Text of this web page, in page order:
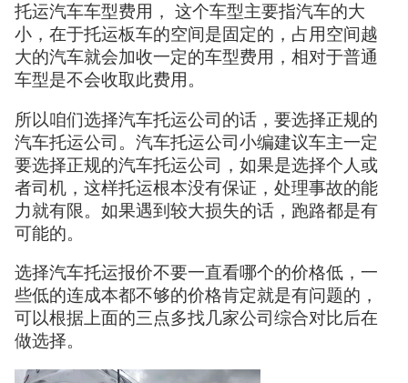
托运汽车车型费用， 这个车型主要指汽车的大
小，在于托运板车的空间是固定的，占用空间越
大的汽车就会加收一定的车型费用，相对于普通
车型是不会收取此费用。
所以咱们选择汽车托运公司的话，要选择正规的
汽车托运公司。汽车托运公司小编建议车主一定
要选择正规的汽车托运公司，如果是选择个人或
者司机，这样托运根本没有保证，处理事故的能
力就有限。如果遇到较大损失的话，跑路都是有
可能的。
选择汽车托运报价不要一直看哪个的价格低，一
些低的连成本都不够的价格肯定就是有问题的，
可以根据上面的三点多找几家公司综合对比后在
做选择。